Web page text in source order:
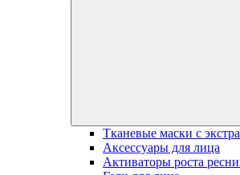
Тканевые маски с
Аксессуары для лица
Активаторы роста